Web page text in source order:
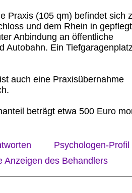
Praxis (105 qm) befindet sich
und dem Rhein in
Anbindung an öffentliche
Autobahn. Ein
auch eine Praxisübernahme
beträgt etwa 500 Euro
Psychologen-Profil
Anzeigen des Behandlers